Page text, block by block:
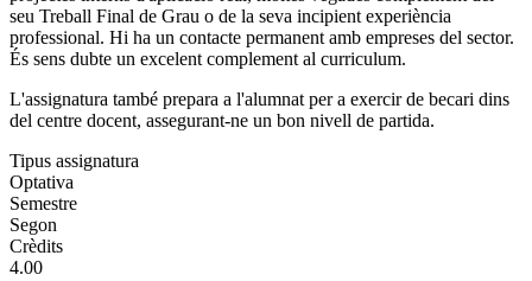
seu Treball Final de Grau o de la seva incipient experiència
professional. Hi ha un contacte permanent amb empreses del sector.
És sens dubte un excelent complement al curriculum.
L'assignatura també prepara a l'alumnat per a exercir de becari dins
del centre docent, assegurant-ne un bon nivell de partida.
Tipus assignatura
Optativa
Semestre
Segon
Crèdits
4.00